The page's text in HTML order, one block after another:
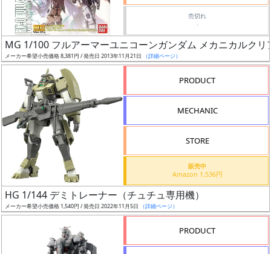
グ
レ
ル
売切れ
-
MG 1/100 フルアーマーユニコーンガンダム メカニカルクリ
メーカー希望小売価格 8,381円 / 発売日 2013年11月21日 （詳細ページ）
PRODUCT
MECHANIC
STORE
販売中
Amazon 1,536円
HG 1/144 デミトレーナー（チュチュ専用機）
メーカー希望小売価格 1,540円 / 発売日 2022年11月5日 （詳細ページ）
PRODUCT